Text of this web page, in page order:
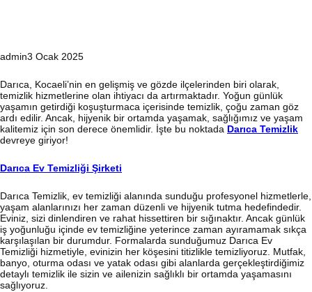
admin3 Ocak 2025
Darıca, Kocaeli’nin en gelişmiş ve gözde ilçelerinden biri olarak,
temizlik hizmetlerine olan ihtiyacı da artırmaktadır. Yoğun günlük
yaşamın getirdiği koşuşturmaca içerisinde temizlik, çoğu zaman göz
ardı edilir. Ancak, hijyenik bir ortamda yaşamak, sağlığımız ve yaşam
kalitemiz için son derece önemlidir. İşte bu noktada Darıca Temizlik
devreye giriyor!
Darıca Ev Temizliği Şirketi
Darıca Temizlik, ev temizliği alanında sunduğu profesyonel hizmetlerle,
yaşam alanlarınızı her zaman düzenli ve hijyenik tutma hedefindedir.
Eviniz, sizi dinlendiren ve rahat hissettiren bir sığınaktır. Ancak günlük
iş yoğunluğu içinde ev temizliğine yeterince zaman ayıramamak sıkça
karşılaşılan bir durumdur. Formalarda sunduğumuz Darıca Ev
Temizliği hizmetiyle, evinizin her köşesini titizlikle temizliyoruz. Mutfak,
banyo, oturma odası ve yatak odası gibi alanlarda gerçekleştirdiğimiz
detaylı temizlik ile sizin ve ailenizin sağlıklı bir ortamda yaşamasını
sağlıyoruz.